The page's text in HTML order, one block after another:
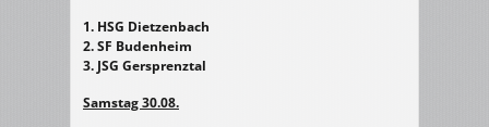
1. HSG Dietzenbach
2. SF Budenheim
3. JSG Gersprenztal
Samstag 30.08.